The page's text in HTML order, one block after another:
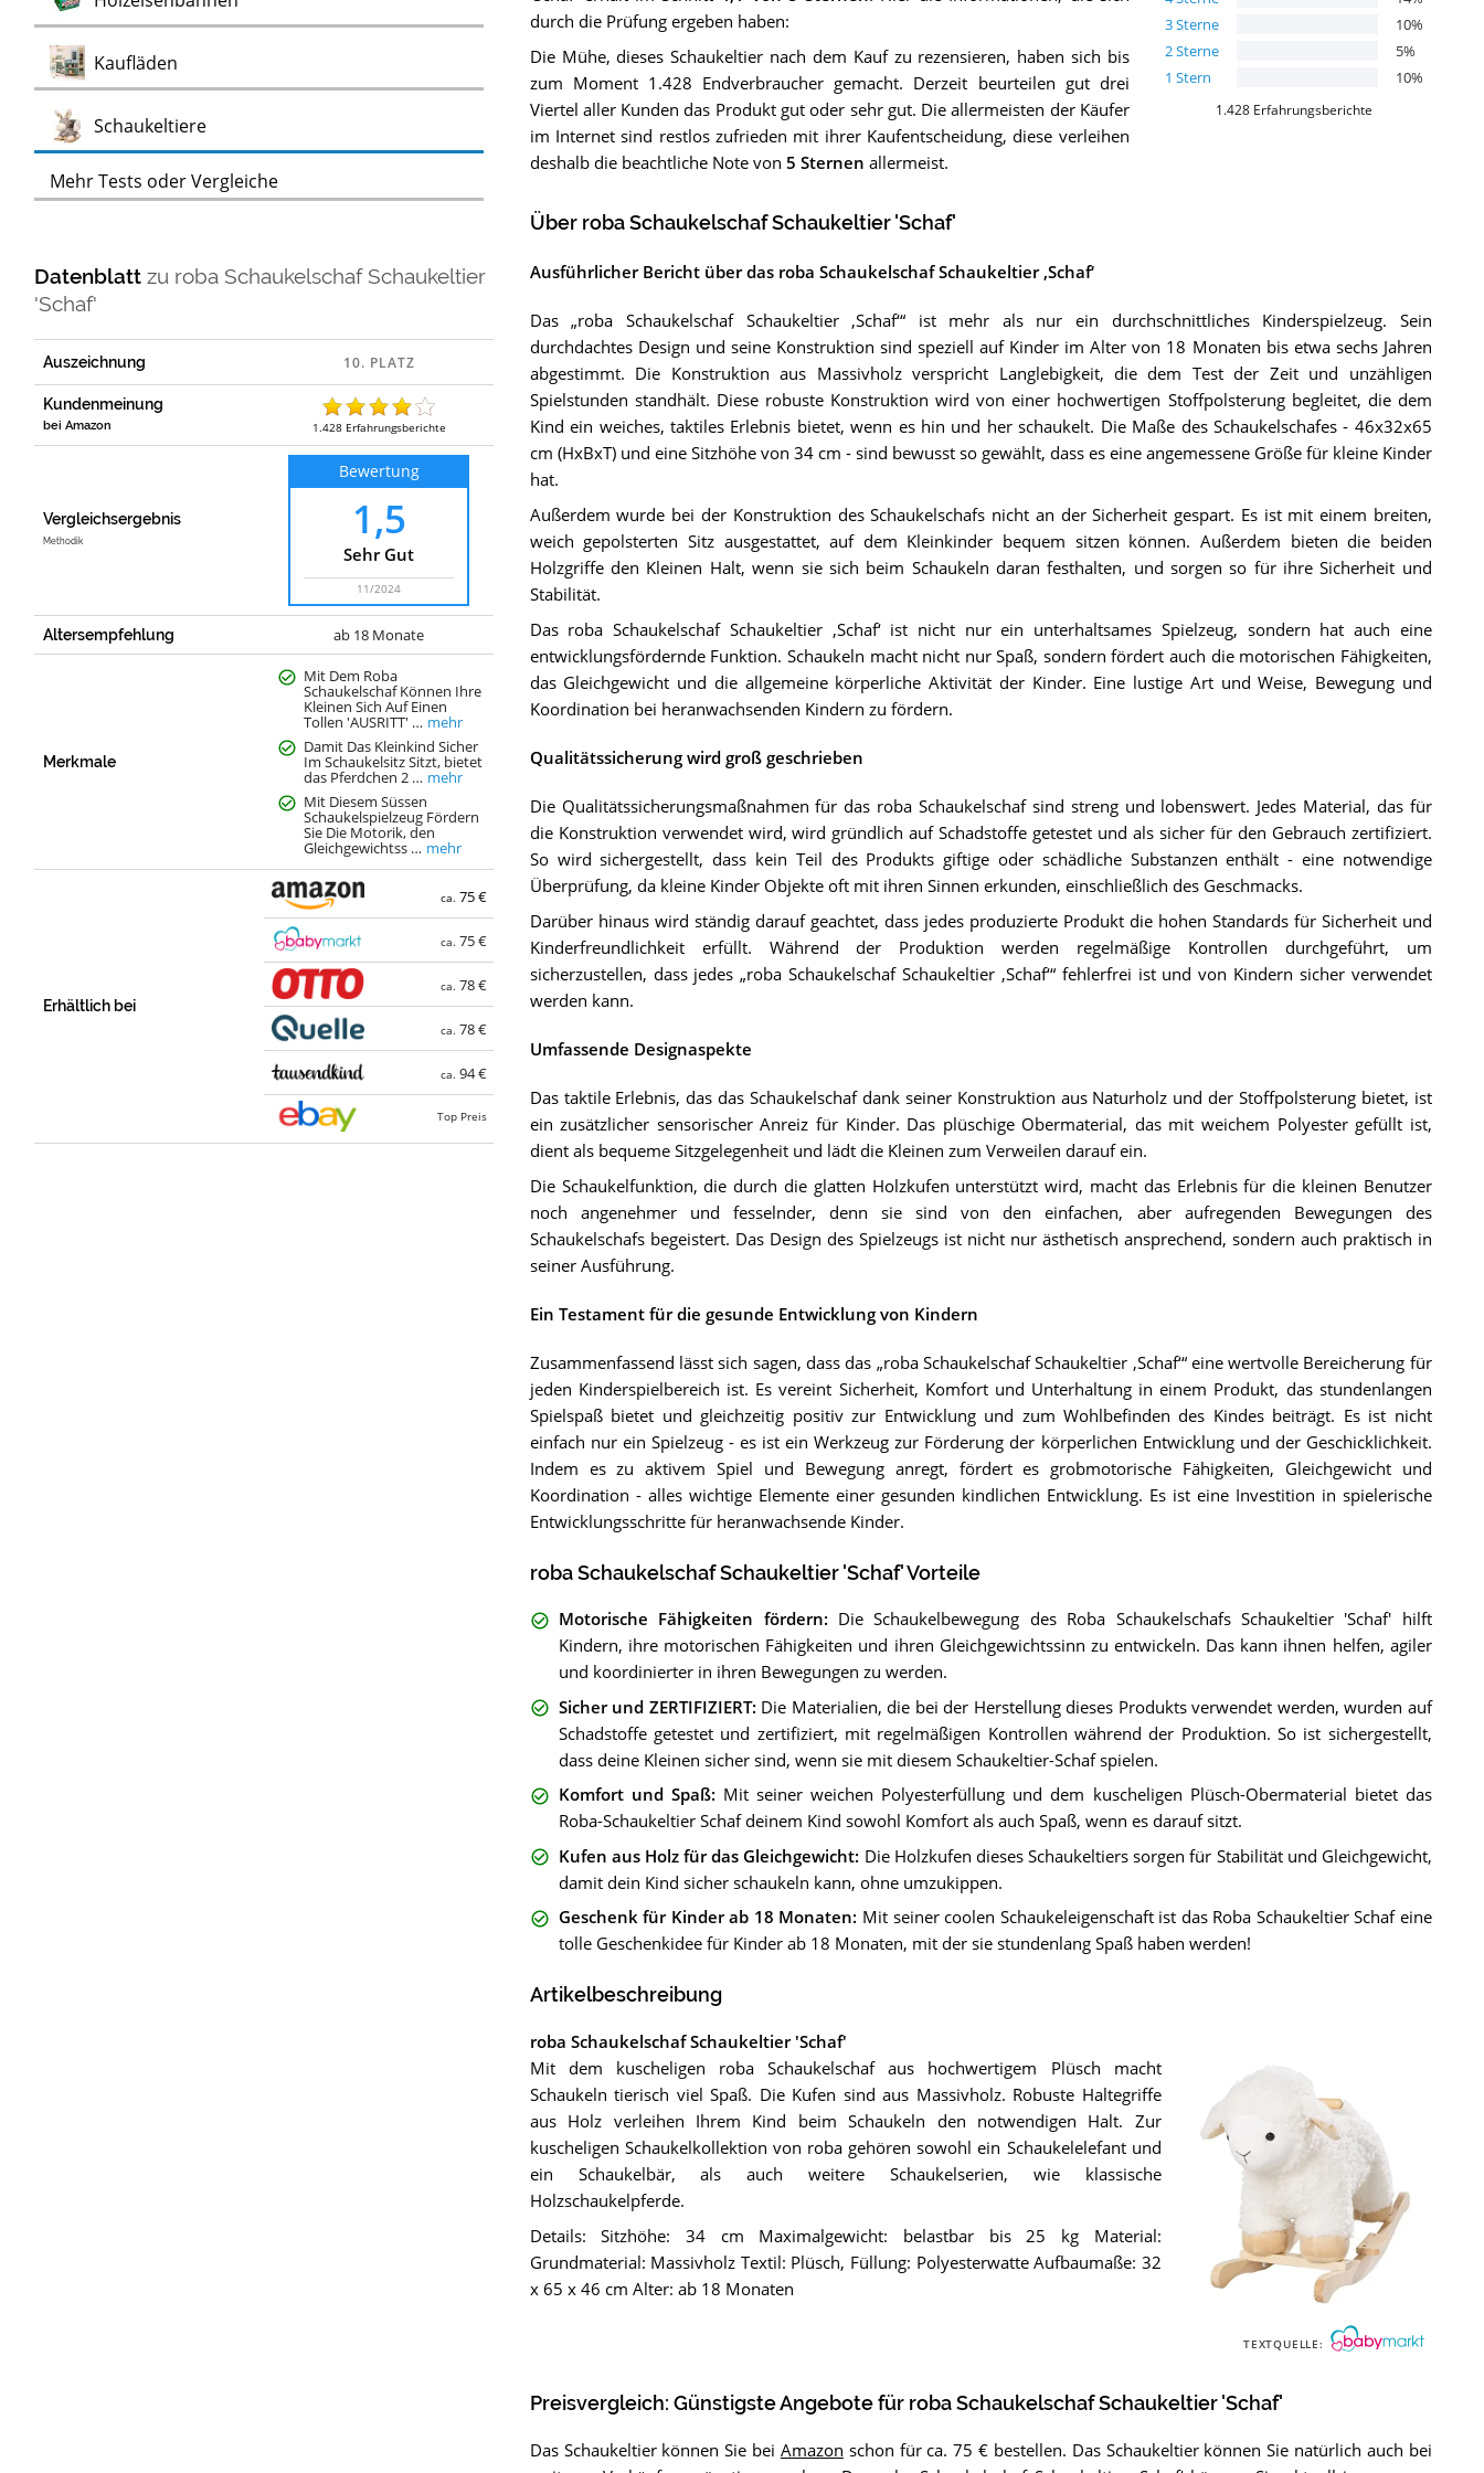
Kaufläden
SchaukeltiereTest
Mehr Tests oder Vergleiche
Datenblattzu roba Schaukelschaf Schaukeltier
'Schaf'
Auszeichnung
Kundenmeinung
bei Amazon 1.428 Erfahrungsberichte
Vergleichsergebnis
Methodik
Bewertung
1,5
Sehr Gut
11/2024
Altersempfehlung ab 18 Monate
Merkmale
Mit Dem Roba
Schaukelschaf Können Ihre
Kleinen Sich Auf Einen
Tollen 'AUSRITT' … mehr
Damit Das Kleinkind Sicher
Im Schaukelsitz Sitzt, bietet
das Pferdchen 2 … mehr
Mit Diesem Süssen
Schaukelspielzeug Fördern
Sie Die Motorik, den
Gleichgewichtss … mehr
Erhältlich bei
ca.75 €
ca.75 €
ca.78 €
ca.78 €
ca.94 €
Top Preis
3Sterne 10%
2Sterne 5%
1 Stern 10%
1.428 Erfahrungsberichte
durch die Prüfung ergeben haben:
Die Mühe, dieses Schaukeltier nach dem Kauf zu rezensieren, haben sich bis
zum Moment 1.428 Endverbraucher gemacht. Derzeit beurteilen gut drei
Viertel aller Kunden das Produkt gut oder sehr gut. Die allermeisten der Käufer
im Internet sind restlos zufrieden mit ihrer Kaufentscheidung, diese verleihen
deshalb die beachtliche Note von 5 Sternen allermeist.
Über roba Schaukelschaf Schaukeltier 'Schaf'
Ausführlicher Bericht über das roba Schaukelschaf Schaukeltier ‚Schaf‘
Das „roba Schaukelschaf Schaukeltier ‚Schaf‘“ ist mehr als nur ein durchschnittliches Kinderspielzeug. Sein
durchdachtes Design und seine Konstruktion sind speziell auf Kinder im Alter von 18 Monaten bis etwa sechs Jahren
abgestimmt. Die Konstruktion aus Massivholz verspricht Langlebigkeit, die dem Test der Zeit und unzähligen
Spielstunden standhält. Diese robuste Konstruktion wird von einer hochwertigen Stoffpolsterung begleitet, die dem
Kind ein weiches, taktiles Erlebnis bietet, wenn es hin und her schaukelt. Die Maße des Schaukelschafes - 46x32x65
cm (HxBxT) und eine Sitzhöhe von 34 cm - sind bewusst so gewählt, dass es eine angemessene Größe für kleine Kinder
hat.
Außerdem wurde bei der Konstruktion des Schaukelschafs nicht an der Sicherheit gespart. Es ist mit einem breiten,
weich gepolsterten Sitz ausgestattet, auf dem Kleinkinder bequem sitzen können. Außerdem bieten die beiden
Holzgriffe den Kleinen Halt, wenn sie sich beim Schaukeln daran festhalten, und sorgen so für ihre Sicherheit und
Stabilität.
Das roba Schaukelschaf Schaukeltier ‚Schaf‘ ist nicht nur ein unterhaltsames Spielzeug, sondern hat auch eine
entwicklungsfördernde Funktion. Schaukeln macht nicht nur Spaß, sondern fördert auch die motorischen Fähigkeiten,
das Gleichgewicht und die allgemeine körperliche Aktivität der Kinder. Eine lustige Art und Weise, Bewegung und
Koordination bei heranwachsenden Kindern zu fördern.
Qualitätssicherung wird groß geschrieben
Die Qualitätssicherungsmaßnahmen für das roba Schaukelschaf sind streng und lobenswert. Jedes Material, das für
die Konstruktion verwendet wird, wird gründlich auf Schadstoffe getestet und als sicher für den Gebrauch zertifiziert.
So wird sichergestellt, dass kein Teil des Produkts giftige oder schädliche Substanzen enthält - eine notwendige
Überprüfung, da kleine Kinder Objekte oft mit ihren Sinnen erkunden, einschließlich des Geschmacks.
Darüber hinaus wird ständig darauf geachtet, dass jedes produzierte Produkt die hohen Standards für Sicherheit und
Kinderfreundlichkeit erfüllt. Während der Produktion werden regelmäßige Kontrollen durchgeführt, um
sicherzustellen, dass jedes „roba Schaukelschaf Schaukeltier ‚Schaf‘“ fehlerfrei ist und von Kindern sicher verwendet
werden kann.
Umfassende Designaspekte
Das taktile Erlebnis, das das Schaukelschaf dank seiner Konstruktion aus Naturholz und der Stoffpolsterung bietet, ist
ein zusätzlicher sensorischer Anreiz für Kinder. Das plüschige Obermaterial, das mit weichem Polyester gefüllt ist,
dient als bequeme Sitzgelegenheit und lädt die Kleinen zum Verweilen darauf ein.
Die Schaukelfunktion, die durch die glatten Holzkufen unterstützt wird, macht das Erlebnis für die kleinen Benutzer
noch angenehmer und fesselnder, denn sie sind von den einfachen, aber aufregenden Bewegungen des
Schaukelschafs begeistert. Das Design des Spielzeugs ist nicht nur ästhetisch ansprechend, sondern auch praktisch in
seiner Ausführung.
Ein Testament für die gesunde Entwicklung von Kindern
Zusammenfassend lässt sich sagen, dass das „roba Schaukelschaf Schaukeltier ‚Schaf‘“ eine wertvolle Bereicherung für
jeden Kinderspielbereich ist. Es vereint Sicherheit, Komfort und Unterhaltung in einem Produkt, das stundenlangen
Spielspaß bietet und gleichzeitig positiv zur Entwicklung und zum Wohlbefinden des Kindes beiträgt. Es ist nicht
einfach nur ein Spielzeug - es ist ein Werkzeug zur Förderung der körperlichen Entwicklung und der Geschicklichkeit.
Indem es zu aktivem Spiel und Bewegung anregt, fördert es grobmotorische Fähigkeiten, Gleichgewicht und
Koordination - alles wichtige Elemente einer gesunden kindlichen Entwicklung. Es ist eine Investition in spielerische
Entwicklungsschritte für heranwachsende Kinder.
roba Schaukelschaf Schaukeltier 'Schaf' Vorteile
Motorische Fähigkeiten fördern: Die Schaukelbewegung des Roba Schaukelschafs Schaukeltier 'Schaf' hilft
Kindern, ihre motorischen Fähigkeiten und ihren Gleichgewichtssinn zu entwickeln. Das kann ihnen helfen, agiler
und koordinierter in ihren Bewegungen zu werden.
Sicher und ZERTIFIZIERT: Die Materialien, die bei der Herstellung dieses Produkts verwendet werden, wurden auf
Schadstoffe getestet und zertifiziert, mit regelmäßigen Kontrollen während der Produktion. So ist sichergestellt,
dass deine Kleinen sicher sind, wenn sie mit diesem Schaukeltier-Schaf spielen.
Komfort und Spaß: Mit seiner weichen Polyesterfüllung und dem kuscheligen Plüsch-Obermaterial bietet das
Roba-Schaukeltier Schaf deinem Kind sowohl Komfort als auch Spaß, wenn es darauf sitzt.
Kufen aus Holz für das Gleichgewicht: Die Holzkufen dieses Schaukeltiers sorgen für Stabilität und Gleichgewicht,
damit dein Kind sicher schaukeln kann, ohne umzukippen.
Geschenk für Kinder ab 18 Monaten: Mit seiner coolen Schaukeleigenschaft ist das Roba Schaukeltier Schaf eine
tolle Geschenkidee für Kinder ab 18 Monaten, mit der sie stundenlang Spaß haben werden!
Artikelbeschreibung
roba Schaukelschaf Schaukeltier 'Schaf'
'Schaf'
Mit dem kuscheligen roba Schaukelschaf aus hochwertigem Plüsch macht
Schaukeln tierisch viel Spaß. Die Kufen sind aus Massivholz. Robuste Haltegriffe
aus Holz verleihen Ihrem Kind beim Schaukeln den notwendigen Halt. Zur
kuscheligen Schaukelkollektion von roba gehören sowohl ein Schaukelelefant und
ein Schaukelbär, als auch weitere Schaukelserien, wie klassische
Holzschaukelpferde.
Details: Sitzhöhe: 34 cm Maximalgewicht: belastbar bis 25 kg Material:
Grundmaterial: Massivholz Textil: Plüsch, Füllung: Polyesterwatte Aufbaumaße: 32
x 65 x 46 cm Alter: ab 18 Monaten
TEXTQUELLE:
Preisvergleich: Günstigste Angebote für roba Schaukelschaf Schaukeltier 'Schaf'
Das Schaukeltier können Sie bei Amazon schon für ca. 75 € bestellen. Das Schaukeltier können Sie natürlich auch bei